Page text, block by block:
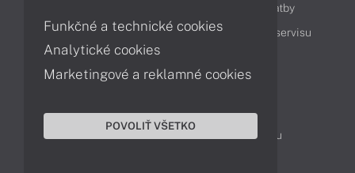
Možnosti doručenia a platby
Podpora a servis
Servisné služby Cenník servisu
Kontakty
043 4224 771
Obchodné oddelenie
Reklamácia tovaru
Funkčné a technické cookies
Analytické cookies
Marketingové a reklamné cookies
POVOLIŤ VŠETKO